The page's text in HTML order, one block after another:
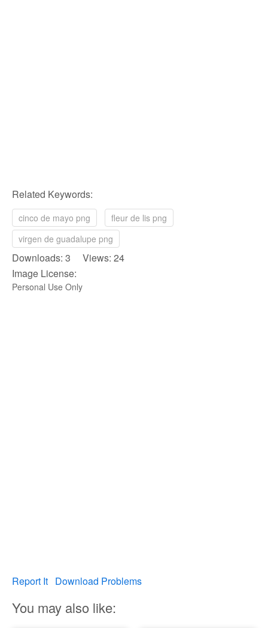
Related Keywords:
cinco de mayo png
fleur de lis png
virgen de guadalupe png
Downloads: 3 Views: 24
Image License:
Personal Use Only
Report It Download Problems
You may also like: